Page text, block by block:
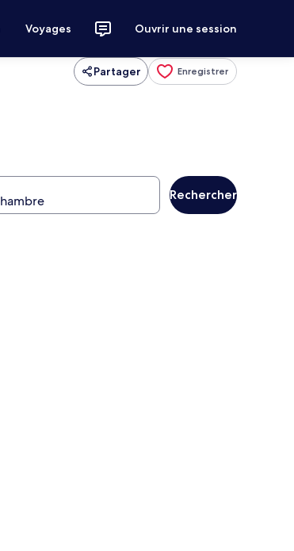
Voyages Ouvrir une session
Partager Enregistrer
Rechercher